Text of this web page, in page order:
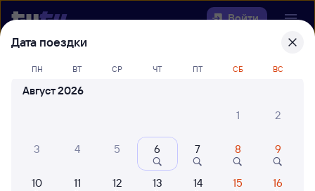
Войти
Выберите день, чтобы найтиж/д
билеты Шафраново — Киренга
42 млн путешествуют с
Дата поездки
ПН ВТ СР ЧТ ПТ СБ ВС
Август 2026
1
2
3 4 5 6 7 8 9
10 11 12 13 14 15 16